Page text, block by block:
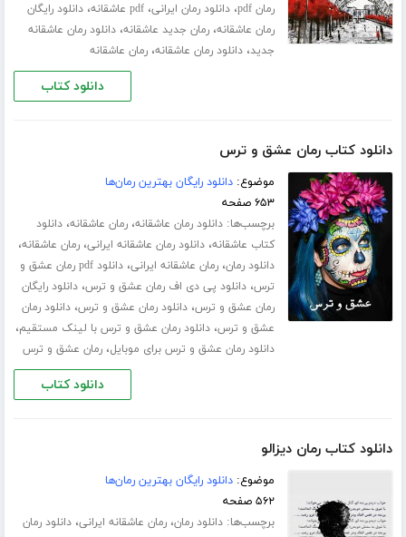
رمان pdf ،دانلود رمان ایرانی،pdf عاشقانه ،دانلود رایگان
رمان عاشقانه،رمان جدید عاشقانه،دانلود رمان عاشقانه
جدید،دانلود رمان عاشقانه،رمان عاشقانه
دانلود کتاب
دانلود کتاب رمان عشق و ترس
موضوع:دانلود رایگان بهترین رمان‌ها
۶۵۳ صفحه
برچسب‌ها:دانلود رمان عاشقانه،رمان عاشقانه،دانلود
کتاب عاشقانه،دانلود رمان عاشقانه ایرانی،رمان عاشقانه،
دانلود رمان،رمان عاشقانه ایرانی،
دانلود pdf رمان عشق و
ترس،دانلود پی دی اف رمان عشق و ترس،دانلود رایگان
رمان عشق و ترس،دانلود رمان عشق و ترس،دانلود رمان
عشق و ترس،دانلود رمان عشق و ترس با لینک مستقیم،
دانلود رمان عشق و ترس برای موبایل،رمان عشق و ترس
دانلود کتاب
دانلود کتاب رمان دیزالو
موضوع:دانلود رایگان بهترین رمان‌ها
۵۶۲ صفحه
برچسب‌ها:دانلود رمان،رمان عاشقانه ایرانی،دانلود رمان